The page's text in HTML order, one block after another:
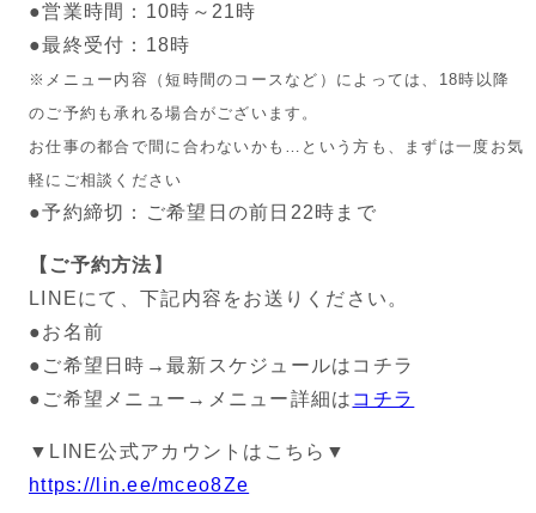
●営業時間：10時～21時
●最終受付：18時
※メニュー内容（短時間のコースなど）によっては、18時以降
のご予約も承れる場合がございます。
お仕事の都合で間に合わないかも…という方も、まずは一度お気
軽にご相談ください
●予約締切：ご希望日の前日22時まで
【ご予約方法】
LINEにて、下記内容をお送りください。
●お名前
●ご希望日時→最新スケジュールはコチラ
●ご希望メニュー→メニュー詳細は コチラ
▼LINE公式アカウントはこちら▼
https://lin.ee/mceo8Ze